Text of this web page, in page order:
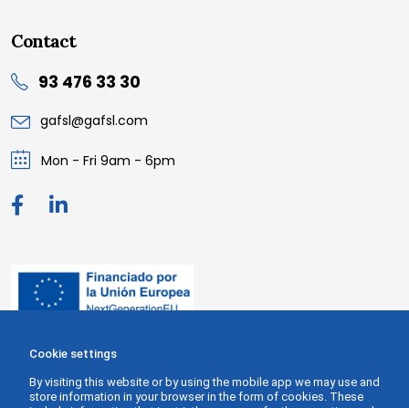
Contact
93 476 33 30
gafsl@gafsl.com
Mon - Fri 9am - 6pm
Cookie settings
By visiting this website or by using the mobile app we may use and
store information in your browser in the form of cookies. These